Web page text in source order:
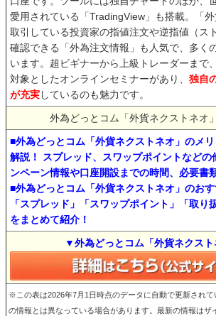
愛用されている「TradingView」も搭載。「
取引している投資家の指値注文や逆指値（ス
確認できる「外為注文情報」も人気で、多く
います。超ビギナーから上級トレーダーまで
対象としたオンラインセミナーがあり、 独自
が充実しているのも魅力です。
外為どっとコム「外貨ネクストネオ
■外為どっとコム「外貨ネクストネオ」のメ
解説！ スプレッド、スワップポイントなどの
ンペーン情報や口座開設までの時間、必要書
■外為どっとコム「外貨ネクストネオ」のおす
「スプレッド」「スワップポイント」「取り
をまとめて紹介！
▼外為どっとコム「外貨ネクス
※この表は2026年7月1日時点のデータに自動で更新され
の情報とは異なっている場合があります。最新の情報はザ